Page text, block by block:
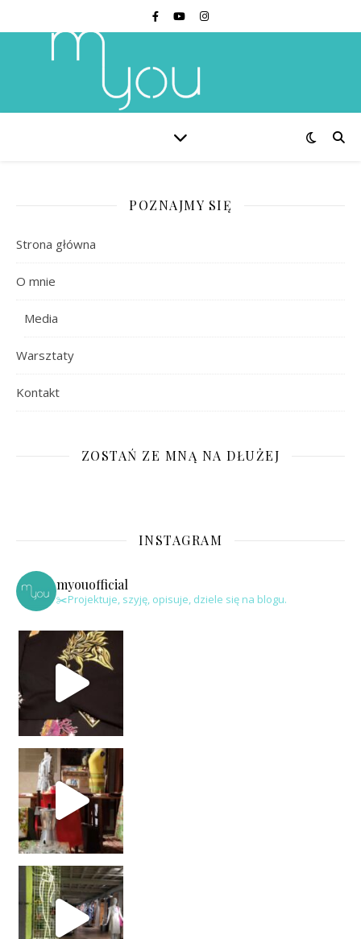
POZNAJMY SIĘ
Strona główna
O mnie
Media
Warsztaty
Kontakt
ZOSTAŃ ZE MNĄ NA DŁUŻEJ
INSTAGRAM
myouofficial
✂️Projektuje, szyję, opisuje, dziele się na blogu.